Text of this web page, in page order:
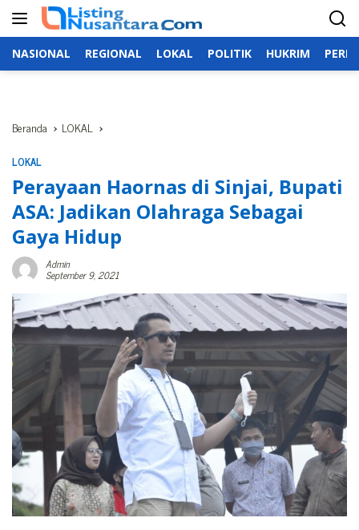
konten
NASIONAL REGIONAL LOKAL POLITIK HUKRIM
Beranda LOKAL
LOKAL
Perayaan Haornas di Sinjai, Bupati
ASA: Jadikan Olahraga Sebagai
Gaya Hidup
Admin
September 9, 2021